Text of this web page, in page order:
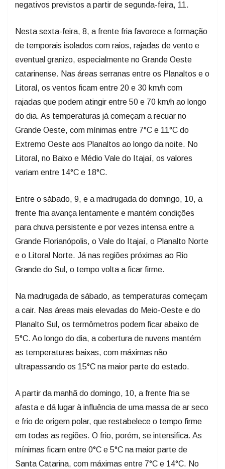
negativos previstos a partir de segunda-feira, 11.
Nesta sexta-feira, 8, a frente fria favorece a formação
de temporais isolados com raios, rajadas de vento e
eventual granizo, especialmente no Grande Oeste
catarinense. Nas áreas serranas entre os Planaltos e o
Litoral, os ventos ficam entre 20 e 30 km/h com
rajadas que podem atingir entre 50 e 70 km/h ao longo
do dia. As temperaturas já começam a recuar no
Grande Oeste, com mínimas entre 7°C e 11°C do
Extremo Oeste aos Planaltos ao longo da noite. No
Litoral, no Baixo e Médio Vale do Itajaí, os valores
variam entre 14°C e 18°C.
Entre o sábado, 9, e a madrugada do domingo, 10, a
frente fria avança lentamente e mantém condições
para chuva persistente e por vezes intensa entre a
Grande Florianópolis, o Vale do Itajaí, o Planalto Norte
e o Litoral Norte. Já nas regiões próximas ao Rio
Grande do Sul, o tempo volta a ficar firme.
Na madrugada de sábado, as temperaturas começam
a cair. Nas áreas mais elevadas do Meio-Oeste e do
Planalto Sul, os termômetros podem ficar abaixo de
5°C. Ao longo do dia, a cobertura de nuvens mantém
as temperaturas baixas, com máximas não
ultrapassando os 15°C na maior parte do estado.
A partir da manhã do domingo, 10, a frente fria se
afasta e dá lugar à influência de uma massa de ar seco
e frio de origem polar, que restabelece o tempo firme
em todas as regiões. O frio, porém, se intensifica. As
mínimas ficam entre 0°C e 5°C na maior parte de
Santa Catarina, com máximas entre 7°C e 14°C. No